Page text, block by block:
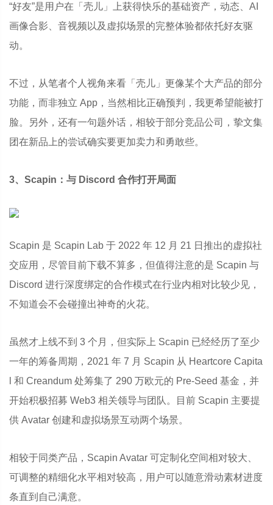
“好友”是用户在「壳儿」上获得快乐的基础资产，动态、AI
画像合影、音视频以及虚拟场景的完整体验都依托好友驱
动。
不过，从笔者个人视角来看「壳儿」更像某个大产品的部分
功能，而非独立 App，当然相比正确预判，我更希望能被打
脸。另外，还有一句题外话，相较于部分竞品公司，挚文集
团在新品上的尝试确实要更加卖力和勇敢些。
3、Scapin：与 Discord 合作打开局面
Scapin 是 Scapin Lab 于 2022 年 12 月 21 日推出的虚拟社
交应用，尽管目前下载不算多，但值得注意的是 Scapin 与
Discord 进行深度绑定的合作模式在行业内相对比较少见，
不知道会不会碰撞出神奇的火花。
虽然才上线不到 3 个月，但实际上 Scapin 已经经历了至少
一年的筹备周期，2021 年 7 月 Scapin 从 Heartcore Capita
l 和 Creandum 处筹集了 290 万欧元的 Pre-Seed 基金，并
开始积极招募 Web3 相关领导与团队。目前 Scapin 主要提
供 Avatar 创建和虚拟场景互动两个场景。
相较于同类产品，Scapin Avatar 可定制化空间相对较大、
可调整的精细化水平相对较高，用户可以随意滑动素材进度
条直到自己满意。